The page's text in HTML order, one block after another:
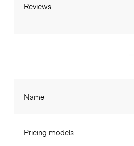
Reviews
Name
Pricing models